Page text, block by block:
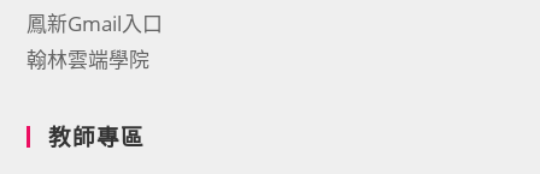
鳳新Gmail入口
翰林雲端學院
教師專區